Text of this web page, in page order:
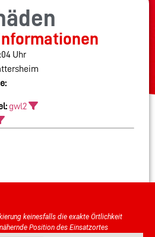
Uhr
gwl2
keinesfalls die exakte Örtlichkeit
Position des Einsatzortes